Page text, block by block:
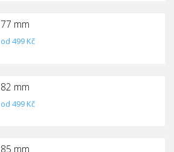
77 mm
od 499 Kč
82 mm
od 499 Kč
85 mm